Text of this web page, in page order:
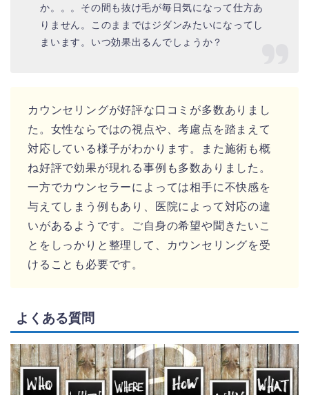
か。。。その間も抜け毛が毎日気になって仕方あ
りません。このままではジダンみたいになってし
まいます。いつ効果出るんでしょうか？
カウンセリングが好評な口コミが多数ありまし
た。女性ならではの視点や、考慮点を踏まえて
対応している様子がわかります。また施術も概
ね好評で効果が現れる事例も多数ありました。
一方でカウンセラーによっては相手に不快感を
与えてしまう例もあり、医院によって対応の違
いがあるようです。ご自身の希望や聞きたいこ
とをしっかりと整理して、カウンセリングを受
けることも必要です。
よくある質問